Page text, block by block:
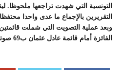
التونسية التي شهدت تراجعها ملحوظا.
التقريرين بالإجماع ما عدى واحدا
وبعد عملية التصويت التي شملت
الفائزة أمام قائمة عادل عثمان ب69 صوتا مقابل 27.